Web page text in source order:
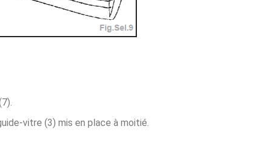
vitre (3) mis en place à moitié.